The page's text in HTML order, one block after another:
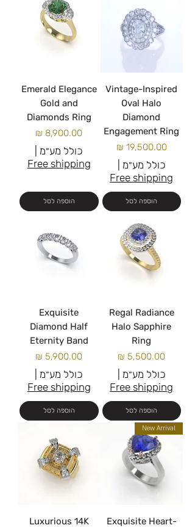
Vintage-Inspired
Oval Halo
Diamond
Engagement Ring
מחיר‏19,500.00 ‏₪
כולל מע״מ
Free shipping
הוספה לסל
Emerald Elegance
Gold and
Diamonds Ring
מחיר
כולל מע״מ
Free shipping
הוספה לסל
Regal Radiance
Halo Sapphire
Ring
מחיר
כולל מע״מ
Free shipping
הוספה לסל
Exquisite
Diamond Half
Eternity Band
מחיר
כולל מע״מ
Free shipping
הוספה לסל
New Arrival
Exquisite Heart-
Luxurious 14K